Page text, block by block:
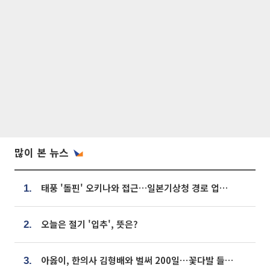
많이 본 뉴스
1. 태풍 '돌핀' 오키나와 접근…일본기상청 경로 업데이트
2. 오늘은 절기 '입추', 뜻은?
3. 아옳이, 한의사 김형배와 벌써 200일⋯꽃다발 들고 "프러포즈 아냐"